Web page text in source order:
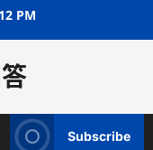
PM
Subscribe